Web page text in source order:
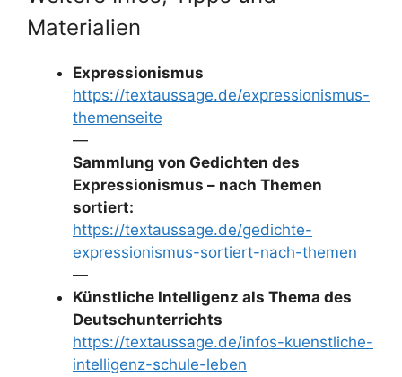
Materialien
Expressionismus
https://textaussage.de/expressionismus-
themenseite
—
Sammlung von Gedichten des
Expressionismus – nach Themen
sortiert:
https://textaussage.de/gedichte-
expressionismus-sortiert-nach-themen
—
Künstliche Intelligenz als Thema des
Deutschunterrichts
https://textaussage.de/infos-kuenstliche-
intelligenz-schule-leben